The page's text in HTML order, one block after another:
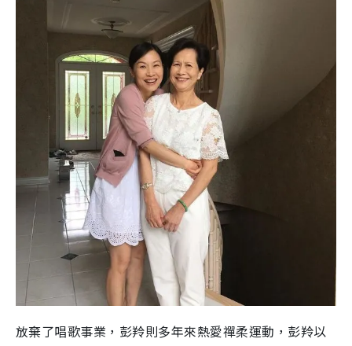
放棄了唱歌事業，彭羚則多年來熱愛禪柔運動， 彭羚以